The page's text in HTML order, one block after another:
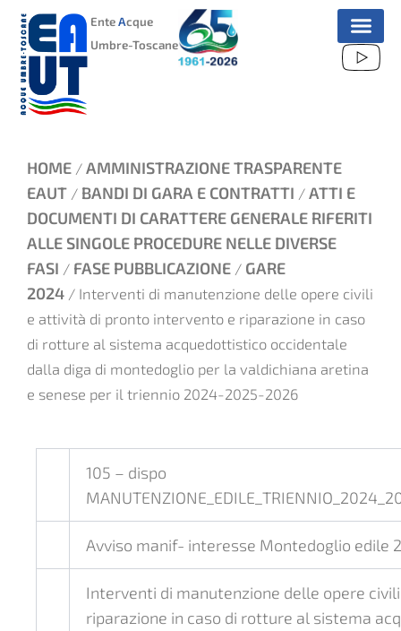
VAI
CONTENUTO
EnteAcque
Umbre-Toscane
HOME / AMMINISTRAZIONE TRASPARENTE
EAUT / BANDI DI GARA E CONTRATTI / ATTI E
DOCUMENTI DI CARATTERE GENERALE RIFERITI
ALLE SINGOLE PROCEDURE NELLE DIVERSE
FASI / FASE PUBBLICAZIONE / GARE
2024 / Interventi di manutenzione delle opere civili
e attività di pronto intervento e riparazione in caso
di rotture al sistema acquedottistico occidentale
dalla diga di montedoglio per la valdichiana aretina
e senese per il triennio 2024-2025-2026
105 – dispo
Avviso manif- interesse Montedoglio edile
Interventi di manutenzione delle opere
riparazione in caso di rotture al sistema